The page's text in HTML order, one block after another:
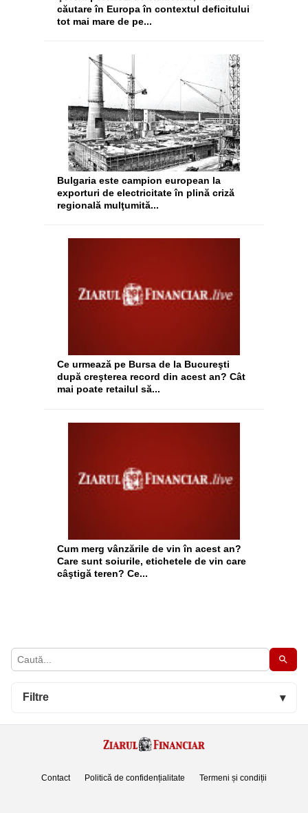
Filtre ▾
căutare în Europa în contextul deficitului
tot mai mare de pe...
Bulgaria este campion european la
exporturi de electricitate în plină criză
regională mulţumită...
Ce urmează pe Bursa de la Bucureşti
după creşterea record din acest an? Cât
mai poate retailul să...
Cum merg vânzările de vin în acest an?
Care sunt soiurile, etichetele de vin care
câştigă teren? Ce...
Contact Politică de confidențialitate Termeni și condiții